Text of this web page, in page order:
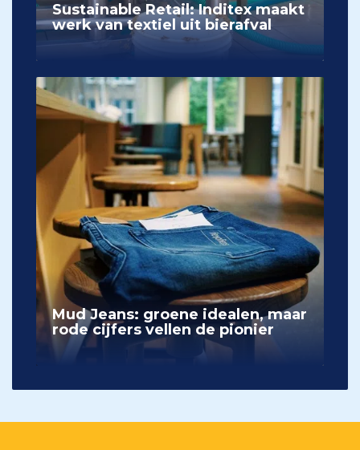
Sustainable Retail: Inditex maakt
werk van textiel uit bierafval
Mud Jeans: groene idealen, maar
rode cijfers vellen de pionier